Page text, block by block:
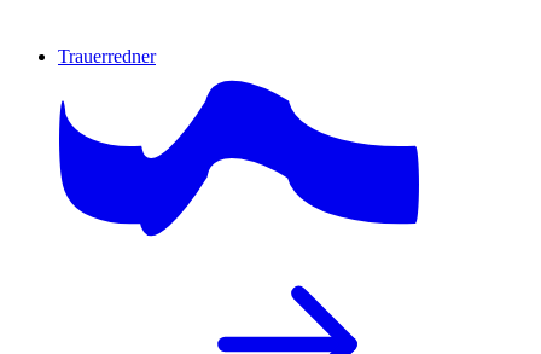
Trauerredner